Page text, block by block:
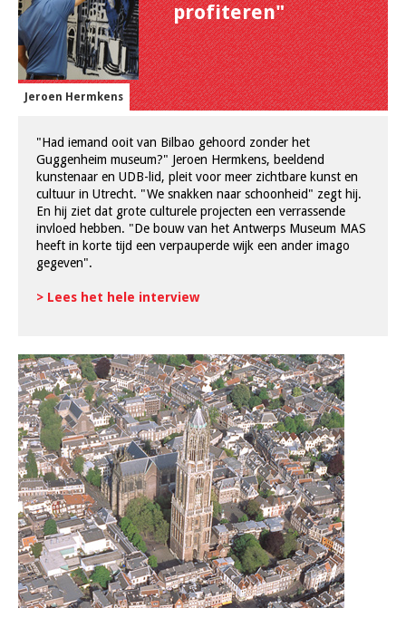
Jeroen Hermkens
profiteren"
"Had iemand ooit van Bilbao gehoord zonder het
Guggenheim museum?" Jeroen Hermkens, beeldend
kunstenaar en UDB-lid, pleit voor meer zichtbare kunst en
cultuur in Utrecht. "We snakken naar schoonheid" zegt hij.
En hij ziet dat grote culturele projecten een verrassende
invloed hebben. "De bouw van het Antwerps Museum MAS
heeft in korte tijd een verpauperde wijk een ander imago
gegeven".
> Lees het hele interview